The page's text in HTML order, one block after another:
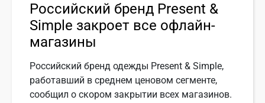
Российский бренд Present &
Simple закроет все офлайн-
магазины
Российский бренд одежды Present & Simple,
работавший в среднем ценовом сегменте,
сообщил о скором закрытии всех магазинов.